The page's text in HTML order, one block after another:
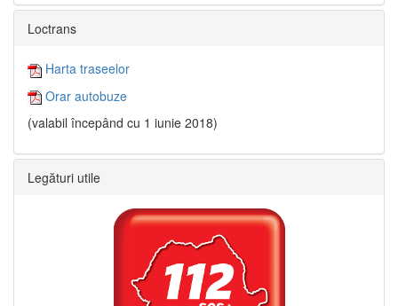
Loctrans
Harta traseelor
Orar autobuze
(valabil începând cu 1 iunie 2018)
Legături utile